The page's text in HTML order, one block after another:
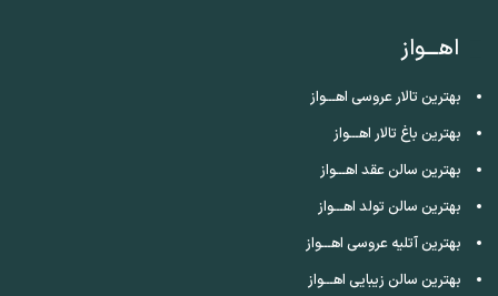
اهـــواز
بهترین تالار عروسی اهـــواز
بهترین باغ تالار اهـــواز
بهترین سالن عقد اهـــواز
بهترین سالن تولد اهـــواز
بهترین آتلیه عروسی اهـــواز
بهترین سالن زیبایی اهـــواز